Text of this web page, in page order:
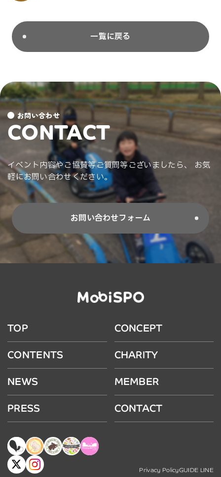
一覧に戻る
お問い合わせ
CONTACT
イベント内容やご協賛等ご質問等ございましたら、 お気
軽にお問い合わせください。
お問い合わせフォーム
TOP CONCEPT
CONTENTS CHARITY
NEWS MEMBER
PRESS CONTACT
Privacy PolicyGUIDE LINE